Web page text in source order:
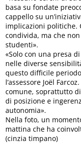
basa su fondate
cappello su
implicazioni politiche.
condivida, ma che
studenti».
«Solo con una presa
nelle diverse
questo difficile
l’assessore Joël
comune, soprattutto
di posizione e
autonomia».
Nella foto, un
mattina che ha
(cinzia timpano)